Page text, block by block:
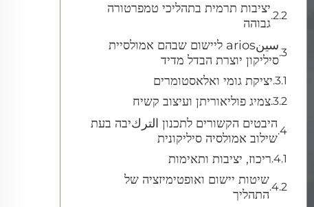
יציבות תרמית בתהליכי טמפרטורה
גבוהה
سينarios ליישום שבהם אמולסיית
סיליקון יוצרת הבדל מדיד
יציקת גומי ואלאסטומרים
צמיג פוליאוריתן ועיצוב קשיח
היבטים הקשורים לתכנון التركיבה בעת
שילוב אמולסיה סיליקונית
ריכוז, יציבות ותאימות
שיטות יישום ואופטימיזציה של
התהליך